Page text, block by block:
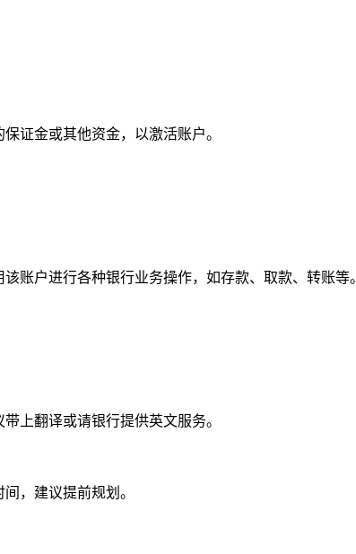
金或其他资金，以激活账户。
户进行各种银行业务操作，如存款、取款、转账等。
翻译或请银行提供英文服务。
，建议提前规划。